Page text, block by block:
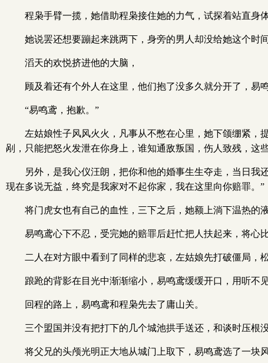
程枭手臂一揽，她借助程枭接住她的力气，试探着站直身
她说罢还想要蹦起来跳两下，身旁的男人却没给她这个
滔天的欢悦挤进他的大脑，
顾及着还有个外人在这里，他们抱了没多久就分开了，易
“易鸣鸢，抱歉。”
左姑娘性子风风火火，凡事从不憋在心里，她下颌绷紧，
剐，只能把怒火发泄在你身上，谁知通敌叛国，伤人致残，这
另外，是我心仪汪朗，把你和他的婚事生生夺走，当日
现在多说无益，终究是我家对不起你家，我在这里向你赔罪。”
将门虎女也有自己的血性，三下之后，她额上淌下温热的
易鸣鸢心下不忍，受完她的赔罪后赶忙把人扶起来，将心
二人在对方眼中看到了同样的悲哀，左姑娘先打破僵局，
踉跄的背影在目光中渐渐缩小，易鸣鸢缓缓开口，用听不
回程的路上，易鸣鸢和程枭先去了庸山关。
三个盟国并没有把打下的几个城池拱手送还，和谈时压根
将父兄的头颅光明正大地从城门上取下，易鸣鸢选了一块